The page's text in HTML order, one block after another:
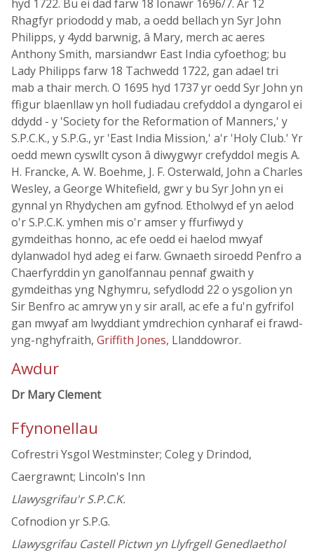
hyd 1722. Bu ei dad farw 18 Ionawr 1696/7. Ar 12
Rhagfyr priododd y mab, a oedd bellach yn Syr John
Philipps, y 4ydd barwnig, â Mary, merch ac aeres
Anthony Smith, marsiandwr East India cyfoethog; bu
Lady Philipps farw 18 Tachwedd 1722, gan adael tri
mab a thair merch. O 1695 hyd 1737 yr oedd Syr John yn
ffigur blaenllaw yn holl fudiadau crefyddol a dyngarol ei
ddydd - y 'Society for the Reformation of Manners,' y
S.P.C.K., y S.P.G., yr 'East India Mission,' a'r 'Holy Club.' Yr
oedd mewn cyswllt cyson â diwygwyr crefyddol megis A.
H. Francke, A. W. Boehme, J. F. Osterwald, John a Charles
Wesley, a George Whitefield, gwr y bu Syr John yn ei
gynnal yn Rhydychen am gyfnod. Etholwyd ef yn aelod
o'r S.P.C.K. ymhen mis o'r amser y ffurfiwyd y
gymdeithas honno, ac efe oedd ei haelod mwyaf
dylanwadol hyd adeg ei farw. Gwnaeth siroedd Penfro a
Chaerfyrddin yn ganolfannau pennaf gwaith y
gymdeithas yng Nghymru, sefydlodd 22 o ysgolion yn
Sir Benfro ac amryw yn y sir arall, ac efe a fu'n gyfrifol
gan mwyaf am lwyddiant ymdrechion cynharaf ei frawd-
yng-nghyfraith, Griffith Jones, Llanddowror.
Awdur
Dr Mary Clement
Ffynonellau
Cofrestri Ysgol Westminster; Coleg y Drindod,
Caergrawnt; Lincoln's Inn
Llawysgrifau'r S.P.C.K.
Cofnodion yr S.P.G.
Llawysgrifau Castell Pictwn yn Llyfrgell Genedlaethol